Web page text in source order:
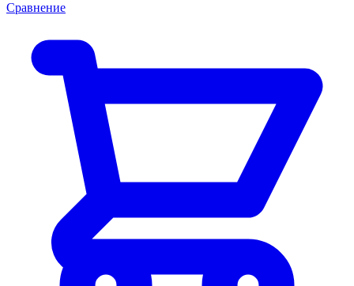
Сравнение